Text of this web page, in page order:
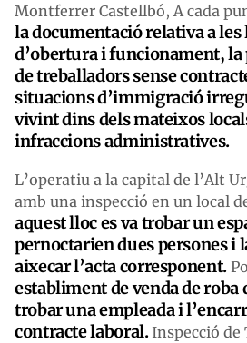
Montferrer Castellbó, A cada
la documentació relativa a les
d’obertura i funcionament, la
de treballadors sense
situacions d’immigració
vivint dins dels mateixos
infraccions administratives.
L’operatiu a la capital de l’Alt
amb una inspecció en un local
aquest lloc es vatrobarun
pernoctarien dues persones i
aixecar l’acta corresponent.
establiment de venda de roba
trobar unaempleadai
contracte laboral. Inspecció